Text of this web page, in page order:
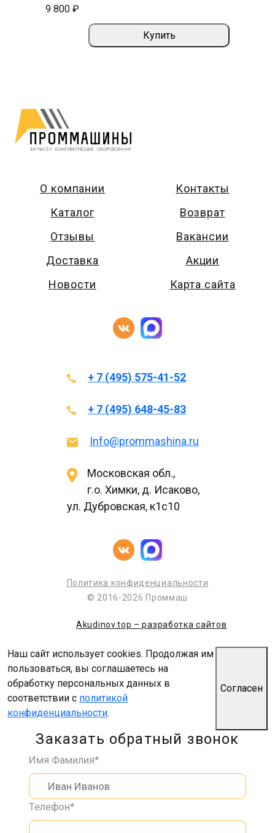
9 800 ₽
Купить
О компании
Каталог
Отзывы
Доставка
Новости
Контакты
Возврат
Вакансии
Акции
Карта сайта
+ 7 (495) 575-41-52
+ 7 (495) 648-45-83
Info@prommashina.ru
Московская обл.,
г.о. Химки, д. Исаково,
ул. Дубровская, к1с10
Политика конфиденциальности
© 2016-2026 Проммаш
Akudinov.top – разработка сайтов
Наш сайт использует cookies. Продолжая им
пользоваться, вы соглашаетесь на
обработку персональных данных в
соответствии с политикой
конфиденциальности.
Согласен
Заказать обратный звонок
Имя Фамилия*
Телефон*